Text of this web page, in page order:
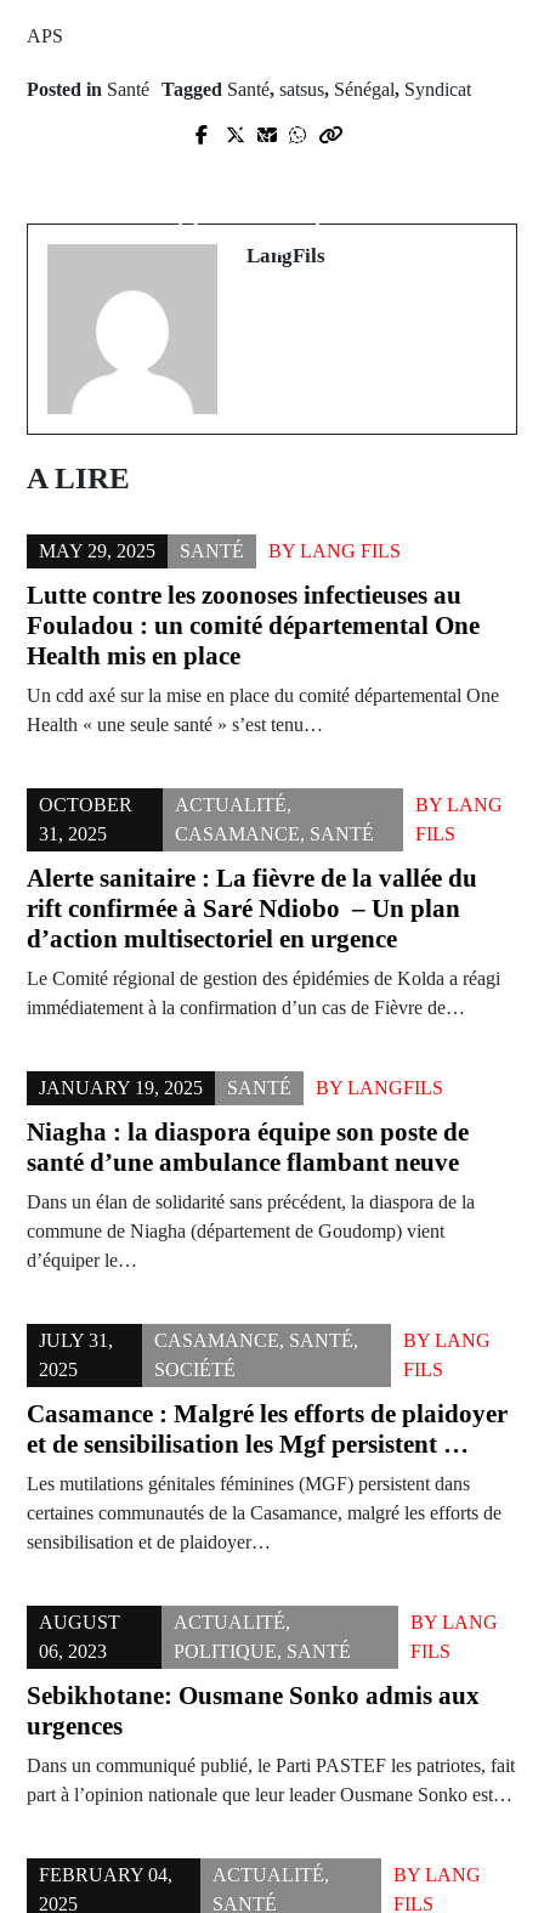
APS
Posted in Santé Tagged Santé, satsus, Sénégal, Syndicat
Prev Post
soit leur appartenance
Next Post
Sénégal"
LangFils
A LIRE
MAY 29, 2025 SANTÉ BY LANG FILS
Lutte contre les zoonoses infectieuses au
Fouladou : un comité départemental One
Health mis en place
Un cdd axé sur la mise en place du comité départemental One
Health « une seule santé » s’est tenu…
OCTOBER
31, 2025
ACTUALITÉ,
CASAMANCE, SANTÉ
BYLANG
FILS
Alerte sanitaire : La fièvre de la vallée du
rift confirmée à Saré Ndiobo – Un plan
d’action multisectoriel en urgence
Le Comité régional de gestion des épidémies de Kolda a réagi
immédiatement à la confirmation d’un cas de Fièvre de…
JANUARY 19, 2025 SANTÉ BY LANGFILS
Niagha : la diaspora équipe son poste de
santé d’une ambulance flambant neuve
Dans un élan de solidarité sans précédent, la diaspora de la
commune de Niagha (département de Goudomp) vient
d’équiper le…
JULY 31,
2025
CASAMANCE, SANTÉ,
SOCIÉTÉ
BY LANG
FILS
Casamance : Malgré les efforts de plaidoyer
et de sensibilisation les Mgf persistent …
Les mutilations génitales féminines (MGF) persistent dans
certaines communautés de la Casamance, malgré les efforts de
sensibilisation et de plaidoyer…
AUGUST
06, 2023
ACTUALITÉ,
POLITIQUE, SANTÉ
BYLANG
FILS
Sebikhotane: Ousmane Sonko admis aux
urgences
Dans un communiqué publié, le Parti PASTEF les patriotes, fait
part à l’opinion nationale que leur leader Ousmane Sonko est…
FEBRUARY 04,
2025
ACTUALITÉ,
SANTÉ
BYLANG
FILS